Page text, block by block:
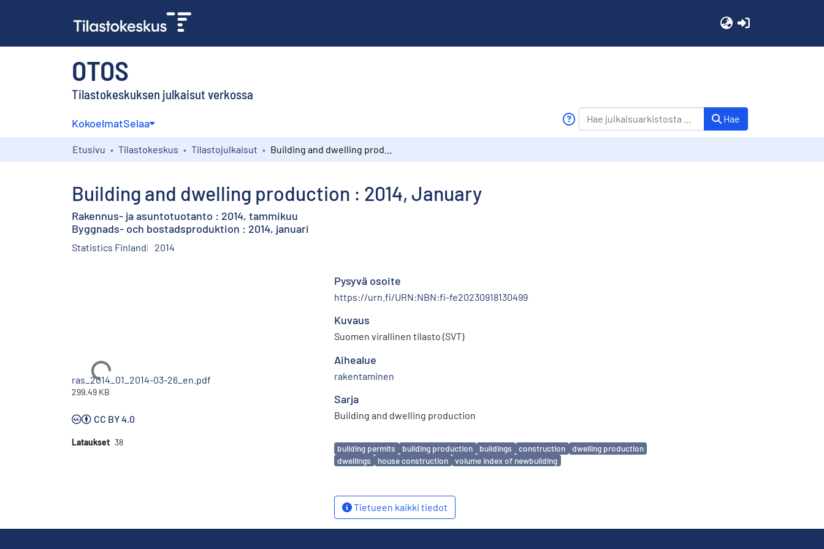
OTOS
Tilastokeskuksen julkaisut verkossa
KokoelmatSelaa Hae
Etusivu Tilastokeskus Tilastojulkaisut
Building and dwelling production : 2014, January
Rakennus- ja asuntotuotanto : 2014, tammikuu
Byggnads- och bostadsproduktion : 2014, januari
Statistics Finland 2014
Ladataan...
ras_2014_01_2014-03-26_en.pdf
299.49 KB
CC BY 4.0
Lataukset 38
Pysyvä osoite
https://urn.fi/URN:NBN:fi-fe20230918130499
Kuvaus
Suomen virallinen tilasto (SVT)
Aihealue
rakentaminen
Sarja
Building and dwelling production
Avainsanat
building permits building production buildings construction
dwelling production
dwellings
house construction volume index of newbuilding
Tietueen kaikki tiedot